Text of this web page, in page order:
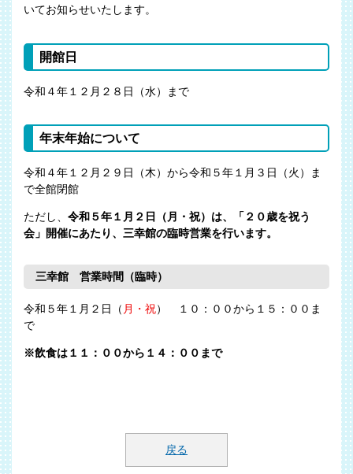
いてお知らせいたします。
開館日
令和４年１２月２８日（水）まで
年末年始について
令和４年１２月２９日（木）から令和５年１月３日（火）ま
で全館閉館
ただし、 令和５年１月２日（月・祝）は、「２０歳を祝う
会」開催にあたり、三幸館の臨時営業を行います。
三幸館 営業時間（臨時）
令和５年１月２日（ 月・祝） １０：００から１５：００ま
で
※飲食は１１：００から１４：００まで
戻る